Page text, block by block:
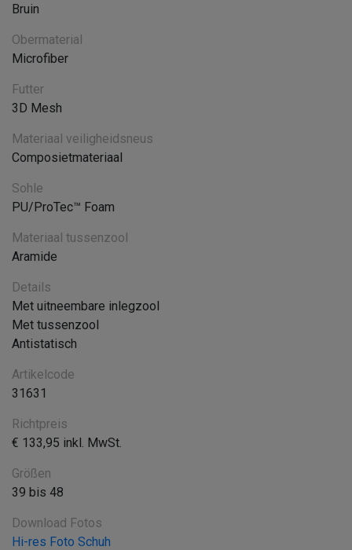
Bruin
Obermaterial
Microfiber
Futter
3D Mesh
Materiaal veiligheidsneus
Composietmateriaal
Sohle
PU/ProTec™ Foam
Materiaal tussenzool
Aramide
Details
Met uitneembare inlegzool
Met tussenzool
Antistatisch
Artikelcode
31631
Richtpreis
€ 133,95 inkl. MwSt.
Größen
39 bis 48
Download Fotos
Hi-res Foto Schuh